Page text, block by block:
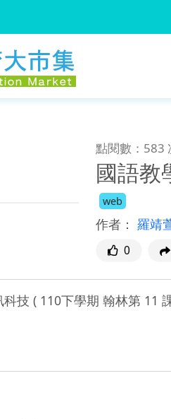
點閱數：583
國語教
web
作者： 羅靖
0
技 ( 110下學期 翰林第 11